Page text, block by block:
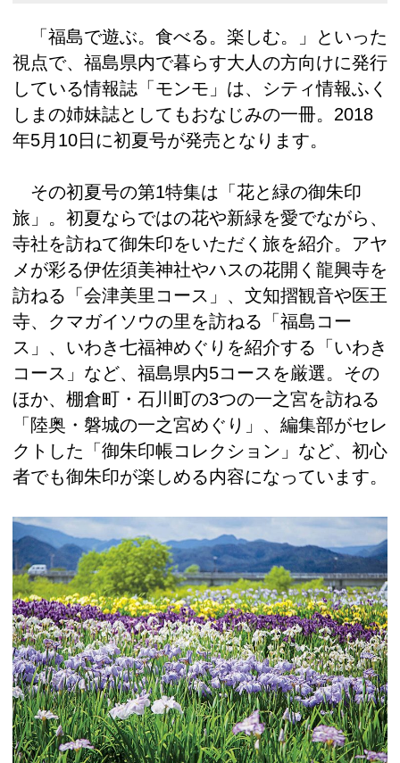
「福島で遊ぶ。食べる。楽しむ。」といった
視点で、福島県内で暮らす大人の方向けに発行
している情報誌「モンモ」は、シティ情報ふく
しまの姉妹誌としてもおなじみの一冊。2018
年5月10日に初夏号が発売となります。
その初夏号の第1特集は「花と緑の御朱印
旅」。初夏ならではの花や新緑を愛でながら、
寺社を訪ねて御朱印をいただく旅を紹介。アヤ
メが彩る伊佐須美神社やハスの花開く龍興寺を
訪ねる「会津美里コース」、文知摺観音や医王
寺、クマガイソウの里を訪ねる「福島コー
ス」、いわき七福神めぐりを紹介する「いわき
コース」など、福島県内5コースを厳選。その
ほか、棚倉町・石川町の3つの一之宮を訪ねる
「陸奥・磐城の一之宮めぐり」、編集部がセレ
クトした「御朱印帳コレクション」など、初心
者でも御朱印が楽しめる内容になっています。